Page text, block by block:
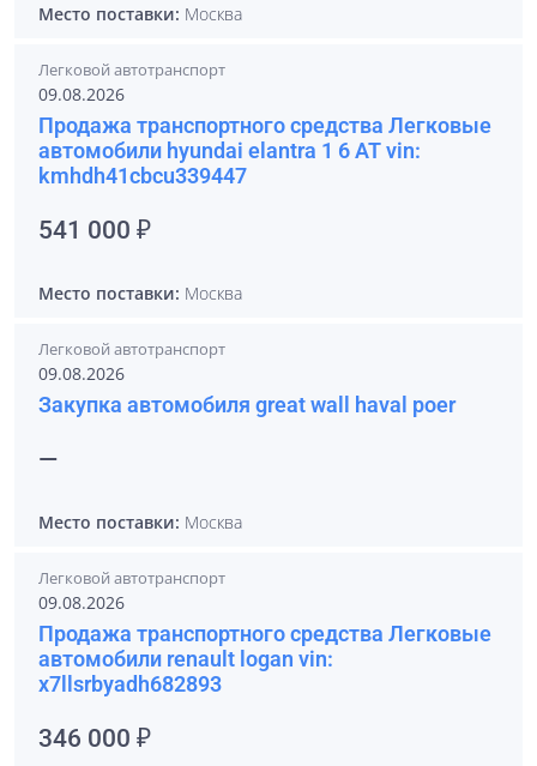
Место поставки: Москва
Легковой автотранспорт
09.08.2026
Продажа транспортного средства Легковые
автомобили hyundai elantra 1 6 АТ vin:
kmhdh41cbcu339447
541 000 ₽
Место поставки: Москва
Легковой автотранспорт
09.08.2026
Закупка автомобиля great wall haval poer
—
Место поставки: Москва
Легковой автотранспорт
09.08.2026
Продажа транспортного средства Легковые
автомобили renault logan vin:
x7llsrbyadh682893
346 000 ₽